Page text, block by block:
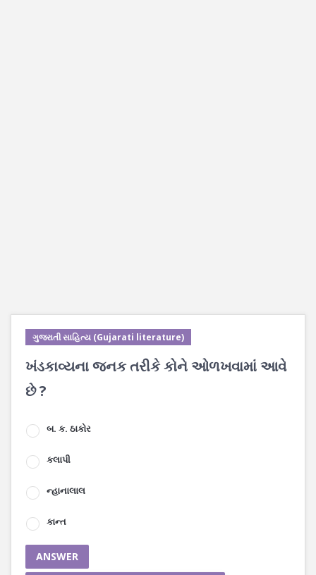
ગુજરાતી સાહિત્ય (Gujarati literature)
ખંડકાવ્યના જનક તરીકે કોને ઓળખવામાં આવે
છે ?
બ. ક. ઠાકોર
કલાપી
ન્હાનાલાલ
કાન્ત
ANSWER